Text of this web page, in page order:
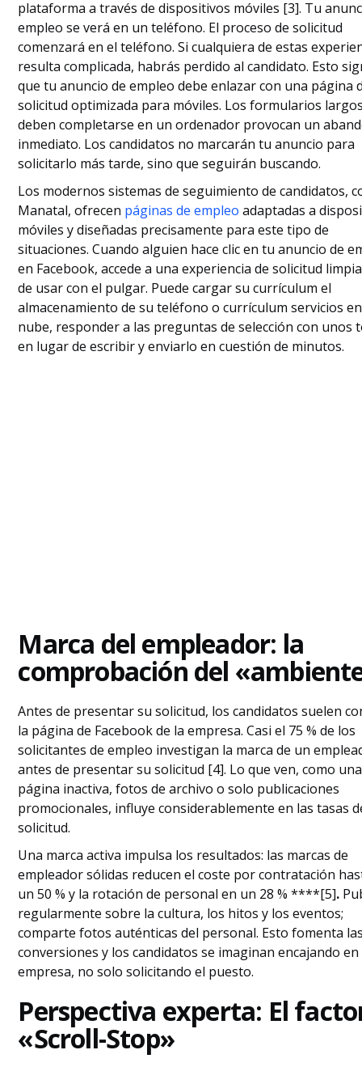
plataforma a través de dispositivos móviles [3]. Tu
empleo se verá en un teléfono. El proceso de solicitud
comenzará en el teléfono. Si cualquiera de estas
resulta complicada, habrás perdido al candidato. Esto
que tu anuncio de empleo debe enlazar con una página
solicitud optimizada para móviles. Los formularios
deben completarse en un ordenador provocan un
inmediato. Los candidatos no marcarán tu anuncio para
solicitarlo más tarde, sino que seguirán buscando.
Los modernos sistemas de seguimiento de candidatos,
Manatal, ofrecen páginas de empleo adaptadas a
móviles y diseñadas precisamente para este tipo de
situaciones. Cuando alguien hace clic en tu anuncio de
en Facebook, accede a una experiencia de solicitud
de usar con el pulgar. Puede cargar su currículum el
almacenamiento de su teléfono o currículum servicios
nube, responder a las preguntas de selección con unos
en lugar de escribir y enviarlo en cuestión de minutos.
Marca del empleador: la
comprobación del
Antes de presentar su solicitud, los candidatos suelen
la página de Facebook de la empresa. Casi el 75 % de los
solicitantes de empleo investigan la marca de un
antes de presentar su solicitud [4]. Lo que ven, como una
página inactiva, fotos de archivo o solo publicaciones
promocionales, influye considerablemente en las tasas
solicitud.
Una marca activa impulsa los resultados: las marcas de
empleador sólidas reducen el coste por contratación
un 50 % y la rotación de personal en un 28 % ****[5].
regularmente sobre la cultura, los hitos y los eventos;
comparte fotos auténticas del personal. Esto fomenta
conversiones y los candidatos se imaginan encajando en
empresa, no solo solicitando el puesto.
Perspectiva experta: El
«Scroll-Stop»